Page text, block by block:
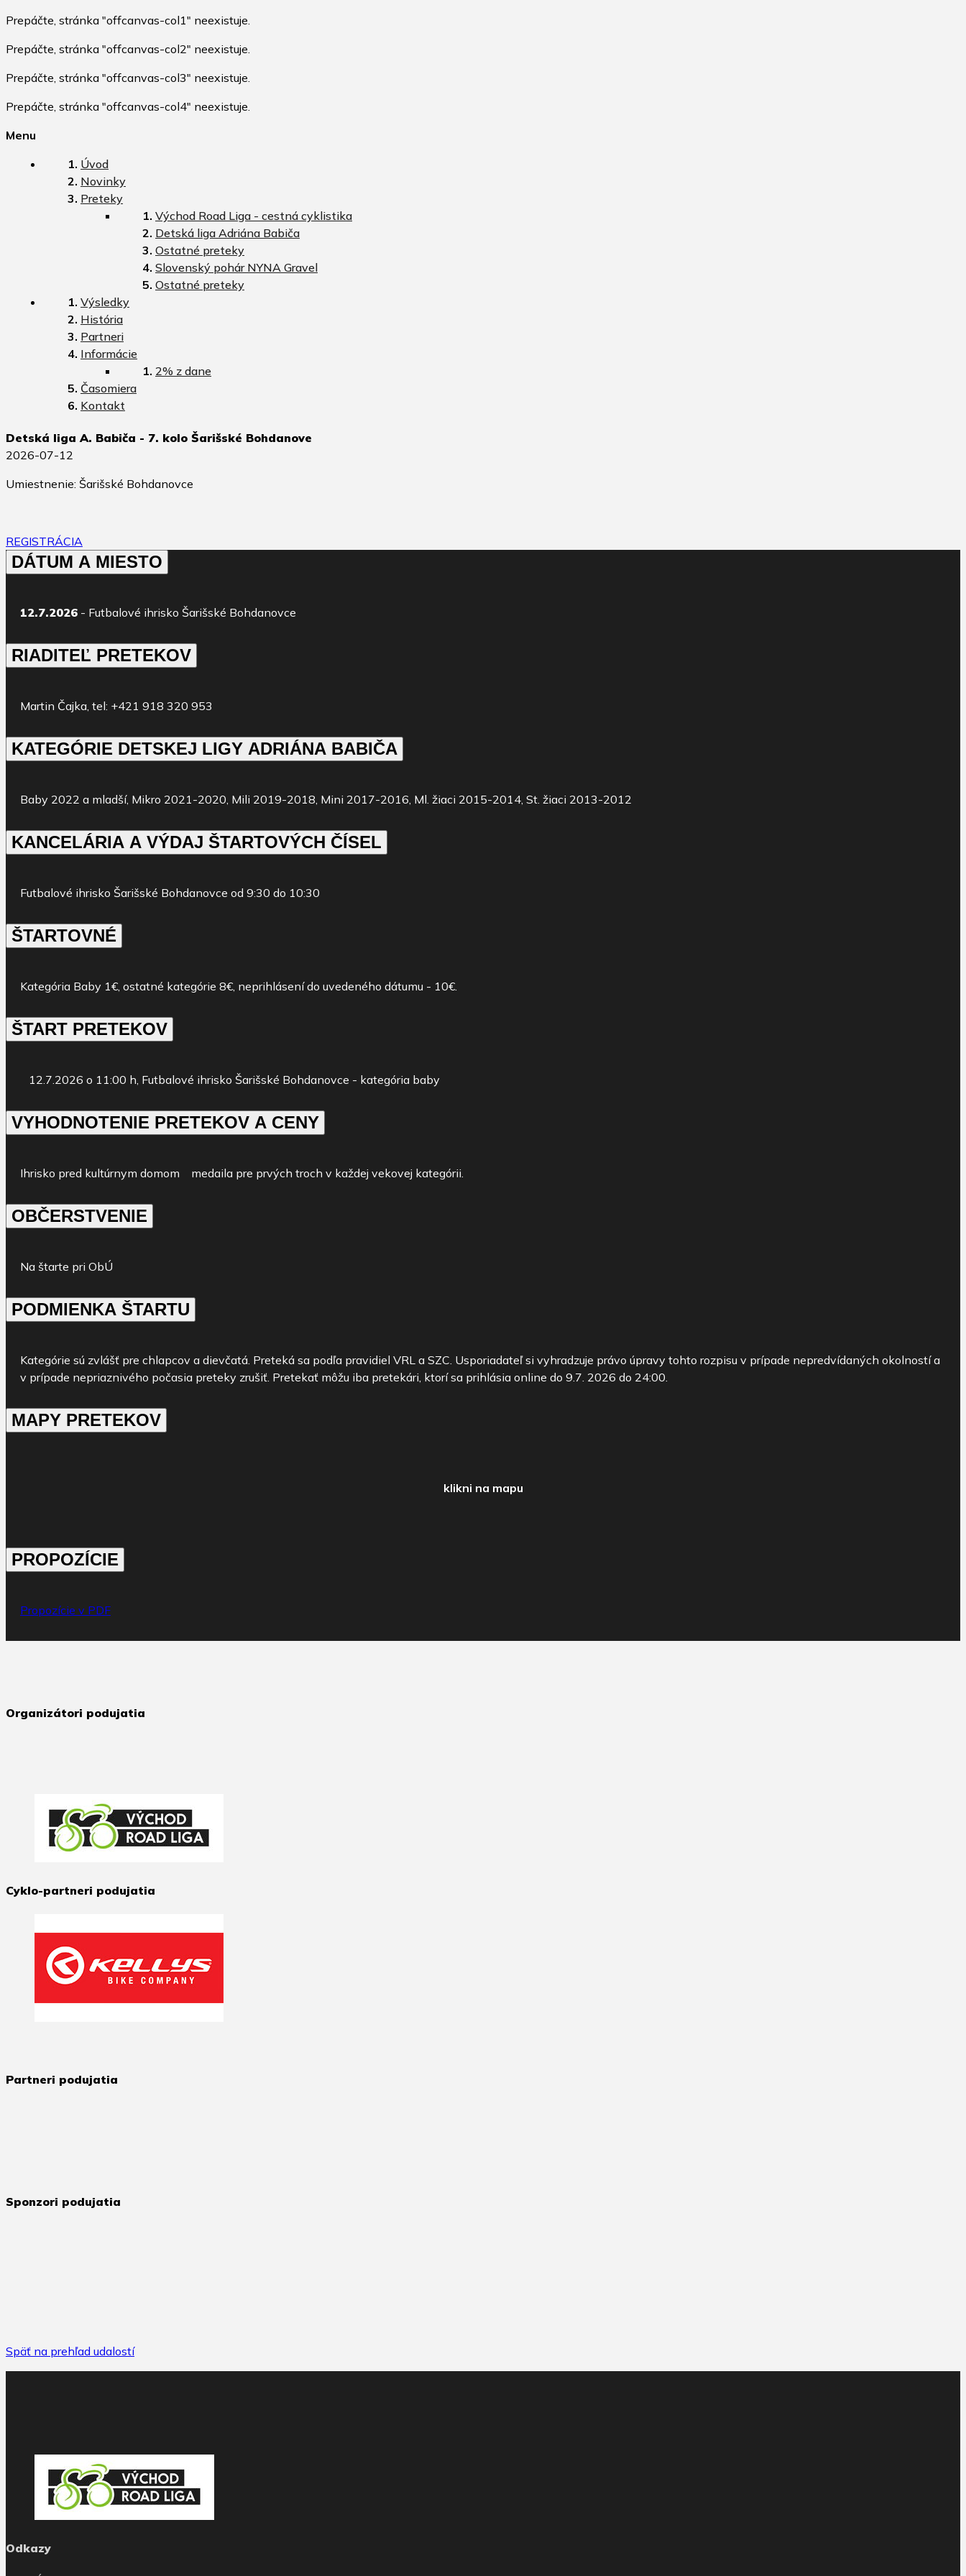
Prepáčte, stránka "offcanvas-col1" neexistuje.
Prepáčte, stránka "offcanvas-col2" neexistuje.
Prepáčte, stránka "offcanvas-col3" neexistuje.
Prepáčte, stránka "offcanvas-col4" neexistuje.
Menu
Úvod
Novinky
Preteky
Východ Road Liga - cestná cyklistika
Detská liga Adriána Babiča
Ostatné preteky
Slovenský pohár NYNA Gravel
Ostatné preteky
Výsledky
História
Partneri
Informácie
2% z dane
Časomiera
Kontakt
Detská liga A. Babiča - 7. kolo Šarišské Bohdanove
2026-07-12
Umiestnenie: Šarišské Bohdanovce
REGISTRÁCIA
DÁTUM A MIESTO
12.7.2026 - Futbalové ihrisko Šarišské Bohdanovce
RIADITEĽ PRETEKOV
Martin Čajka, tel: +421 918 320 953
KATEGÓRIE DETSKEJ LIGY ADRIÁNA BABIČA
Baby 2022 a mladší, Mikro 2021-2020, Mili 2019-2018, Mini 2017-2016, Ml. žiaci 2015-2014, St. žiaci 2013-2012
KANCELÁRIA A VÝDAJ ŠTARTOVÝCH ČÍSEL
Futbalové ihrisko Šarišské Bohdanovce od 9:30 do 10:30
ŠTARTOVNÉ
Kategória Baby 1€, ostatné kategórie 8€, neprihlásení do uvedeného dátumu - 10€.
ŠTART PRETEKOV
12.7.2026 o 1 1:00 h, Futbalové ihrisko Šarišské Bohdanovce - kategória baby
VYHODNOTENIE PRETEKOV A CENY
Ihrisko pred kultúrnym domom medaila pre prvých troch v každej vekovej kategórii.
OBČERSTVENIE
Na štarte pri ObÚ
PODMIENKA ŠTARTU
Kategórie sú zvlášť pre chlapcov a dievčatá. Preteká sa podľa pravidiel VRL a SZC. Usporiadateľ si vyhradzuje právo úpravy tohto rozpisu v prípade nepredvídaných okolností a
v prípade nepriaznivého počasia preteky zrušiť. Pretekať môžu iba pretekári, ktorí sa prihlásia online do 9.7. 2026 do 24:00.
MAPY PRETEKOV
klikni na mapu
PROPOZÍCIE
Propozície v PDF
Organizátori podujatia
Cyklo-partneri podujatia
Partneri podujatia
Sponzori podujatia
Späť na prehľad udalostí
Odkazy